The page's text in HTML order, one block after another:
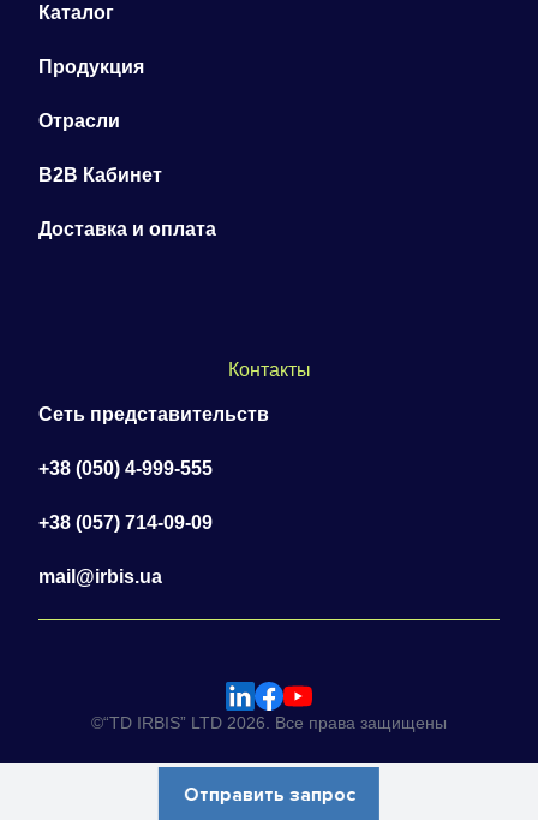
Отправить запрос
Каталог
Продукция
Отрасли
B2B Кабинет
Доставка и оплата
Контакты
Сеть представительств
+38 (050) 4-999-555
+38 (057) 714-09-09
mail@irbis.ua
©“TD IRBIS” LTD 2026. Все права защищены